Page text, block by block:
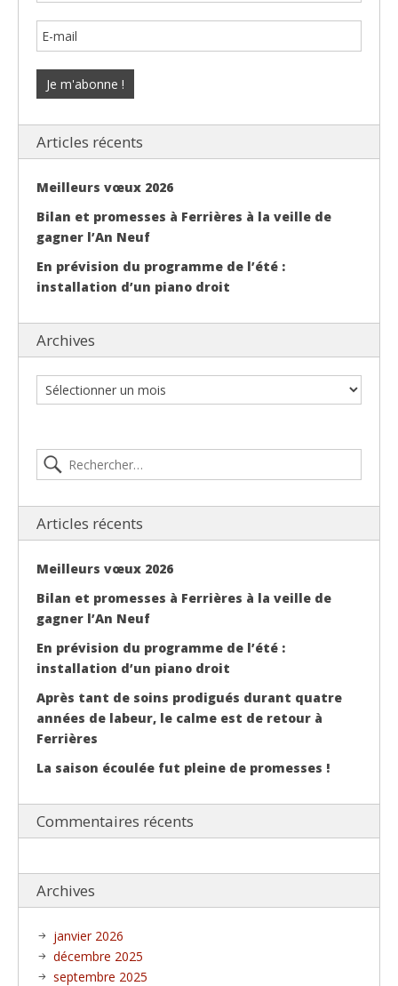
Articles récents
Meilleurs vœux 2026
Bilan et promesses à Ferrières à la veille de
gagner l’An Neuf
En prévision du programme de l’été :
installation d’un piano droit
Archives
Articles récents
Meilleurs vœux 2026
Bilan et promesses à Ferrières à la veille de
gagner l’An Neuf
En prévision du programme de l’été :
installation d’un piano droit
Après tant de soins prodigués durant quatre
années de labeur, le calme est de retour à
Ferrières
La saison écoulée fut pleine de promesses !
Commentaires récents
Archives
janvier 2026
décembre 2025
septembre 2025